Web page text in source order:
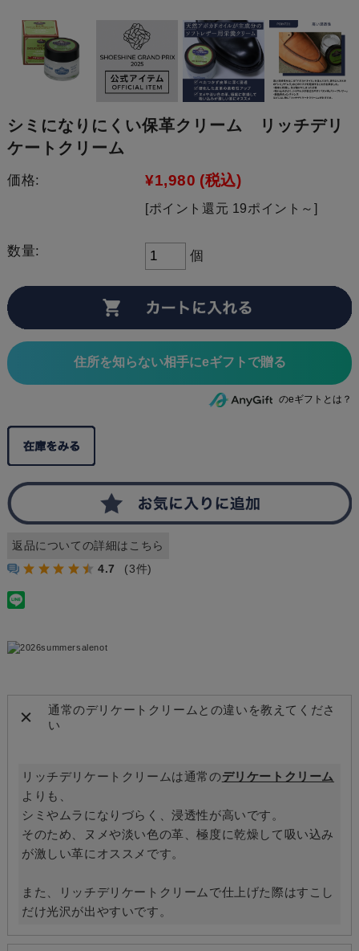
シミになりにくい保革クリーム リッチデリ
ケートクリーム
価格: ¥1,980 (税込)
[ポイント還元 19ポイント～]
数量: 個
住所を知らない相手にeギフトで贈る
のeギフトとは？
返品についての詳細はこちら
4.7
(3件)
通常のデリケートクリームとの違いを教えてくださ
い
リッチデリケートクリームは通常のデリケートクリーム
よりも、
シミやムラになりづらく、浸透性が高いです。
そのため、ヌメや淡い色の革、極度に乾燥して吸い込み
が激しい革にオススメです。
また、リッチデリケートクリームで仕上げた際はすこし
だけ光沢が出やすいです。